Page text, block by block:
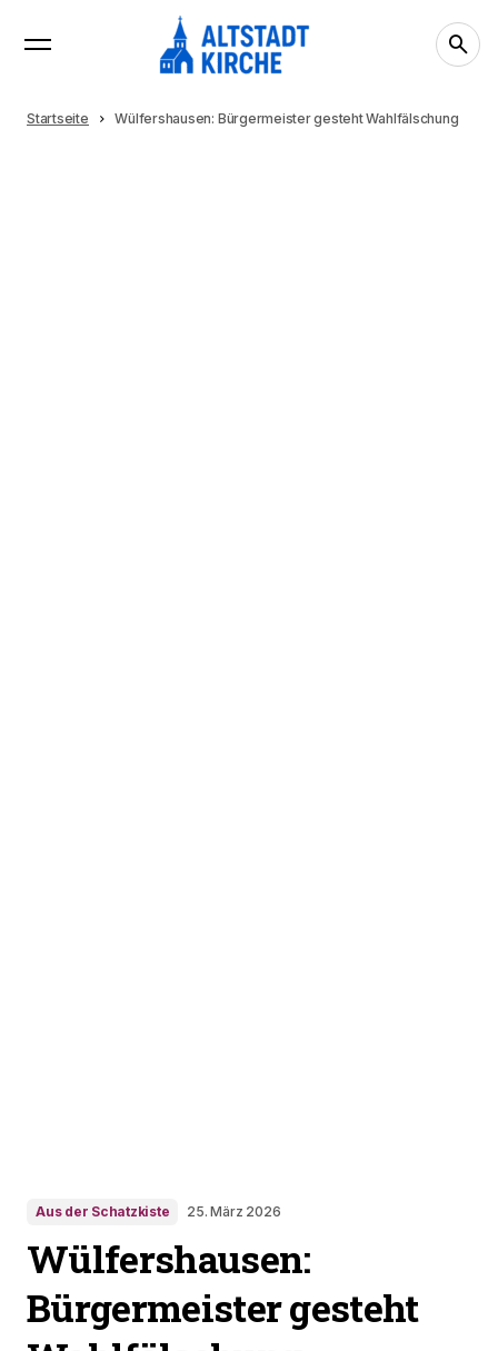
Startseite Wülfershausen: Bürgermeister gesteht Wahlfälschung
Aus der Schatzkiste 25. März 2026
Wülfershausen:
Bürgermeister gesteht